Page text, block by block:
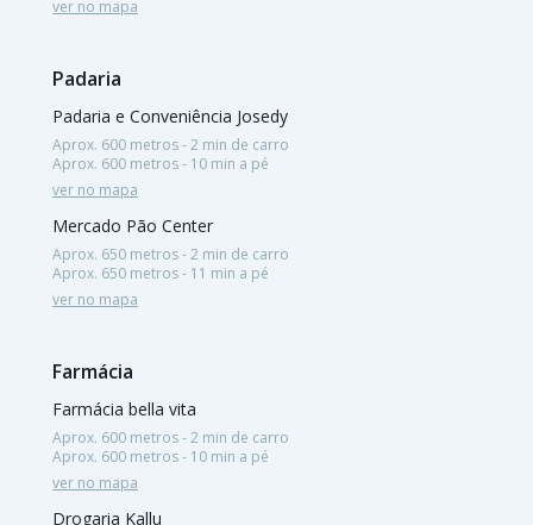
ver no mapa
Padaria
Padaria e Conveniência Josedy
Aprox. 600 metros - 2 min de carro
Aprox. 600 metros - 10 min a pé
ver no mapa
Mercado Pão Center
Aprox. 650 metros - 2 min de carro
Aprox. 650 metros - 11 min a pé
ver no mapa
Farmácia
Farmácia bella vita
Aprox. 600 metros - 2 min de carro
Aprox. 600 metros - 10 min a pé
ver no mapa
Drogaria Kallu